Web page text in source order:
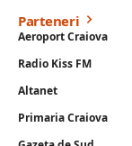
Parteneri
Aeroport Craiova
Radio Kiss FM
Altanet
Primaria Craiova